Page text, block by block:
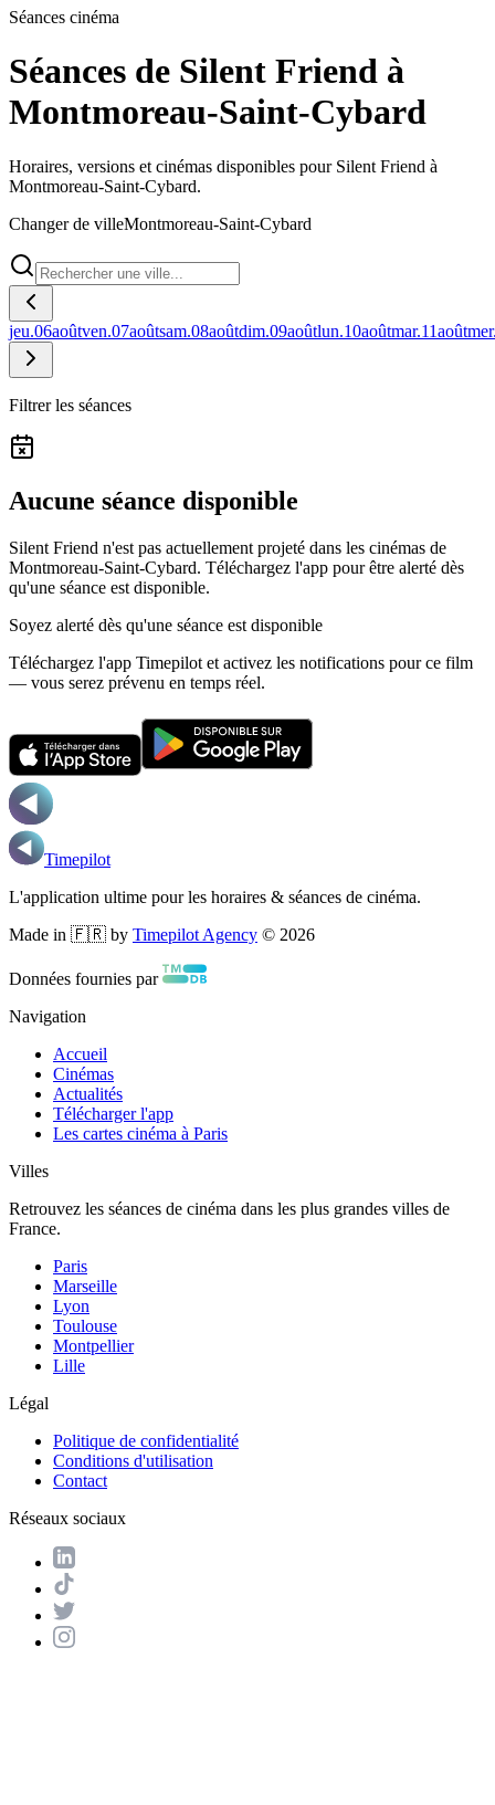
Séances cinéma
Séances de Silent Friend à
Montmoreau-Saint-Cybard
Horaires, versions et cinémas disponibles pour Silent Friend à
Montmoreau-Saint-Cybard.
Changer de villeMontmoreau-Saint-Cybard
jeu.06aoûtven.07aoûtsam.08aoûtdim.09aoûtlun.10aoûtmar.11août
Filtrer les séances
Aucune séance disponible
Silent Friend n'est pas actuellement projeté dans les cinémas de
Montmoreau-Saint-Cybard. Téléchargez l'app pour être alerté dès
qu'une séance est disponible.
Soyez alerté dès qu'une séance est disponible
Téléchargez l'app Timepilot et activez les notifications pour ce film
— vous serez prévenu en temps réel.
Timepilot
L'application ultime pour les horaires & séances de cinéma.
Made in 🇫🇷 by Timepilot Agency © 2026
Données fournies par
Navigation
Accueil
Cinémas
Actualités
Télécharger l'app
Les cartes cinéma à Paris
Villes
Retrouvez les séances de cinéma dans les plus grandes villes de
France.
Paris
Marseille
Lyon
Toulouse
Montpellier
Lille
Légal
Politique de confidentialité
Conditions d'utilisation
Contact
Réseaux sociaux